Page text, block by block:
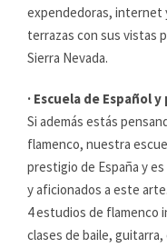
expendedoras, internet
terrazas con sus vistas
Sierra Nevada.
· Escuela de Español
Si además estás
flamenco, nuestra
prestigio de España y
y aficionados a este
4 estudios de flamenco
clases de baile,